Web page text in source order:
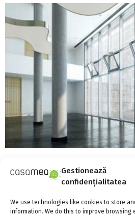
Gestionează
confidențialitatea
We use technologies like cookies to store
information. We do this to improve browsing
Slimchain 230 V pentru o